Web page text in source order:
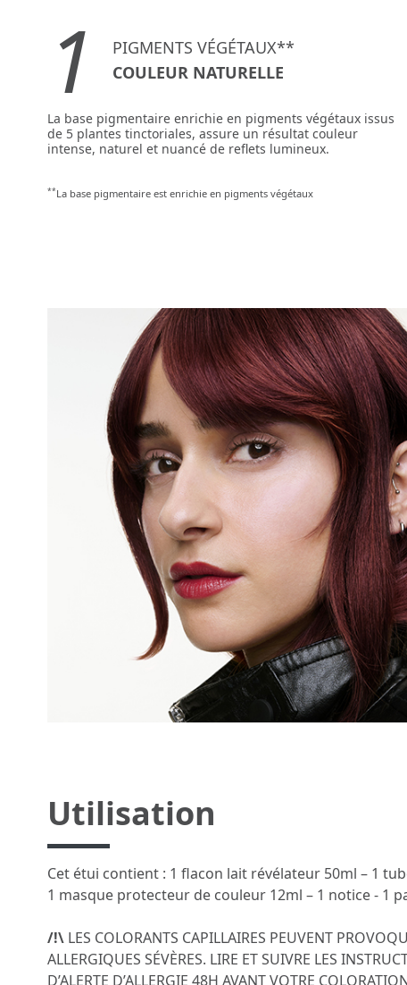
1
PIGMENTS VÉGÉTAUX**
COULEUR NATURELLE
La base pigmentaire enrichie en pigments végétaux issus
de 5 plantes tinctoriales, assure un résultat couleur
intense, naturel et nuancé de reflets lumineux.
**La base pigmentaire est enrichie en pigments végétaux
Utilisation
Cet étui contient : 1 flacon lait révélateur 50ml – 1
1 masque protecteur de couleur 12ml – 1 notice - 1
/!\ LES COLORANTS CAPILLAIRES PEUVENT
ALLERGIQUES SÉVÈRES. LIRE ET SUIVRE LES
D’ALERTE D’ALLERGIE 48H AVANT VOTRE